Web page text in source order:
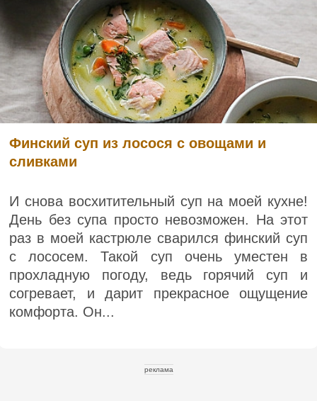
Финский суп из лосося с овощами и
сливками
И снова восхитительный суп на моей кухне!
День без супа просто невозможен. На этот
раз в моей кастрюле сварился финский суп
с лососем. Такой суп очень уместен в
прохладную погоду, ведь горячий суп и
согревает, и дарит прекрасное ощущение
комфорта. Он...
реклама